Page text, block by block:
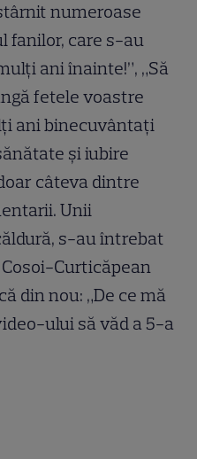
numeroase
fanilor, care s-au
ani înainte!”, „Să
fetele voastre
ani binecuvântați
și iubire
câteva dintre
Unii
s-au întrebat
Curticăpean
din nou: „De ce mă
ului să văd a 5-a